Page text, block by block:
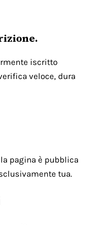
iscritto
veloce, dura
pagina è pubblica
tua.